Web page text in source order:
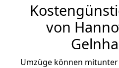
von
Umzüge können